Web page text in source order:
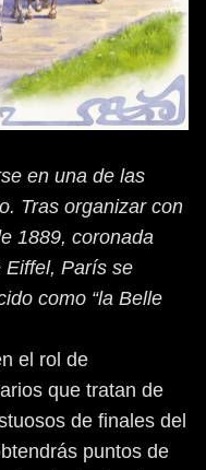
en una de las
Tras organizar con
1889, coronada
Eiffel, París se
como “la Belle
el rol de
que tratan de
de finales del
puntos de